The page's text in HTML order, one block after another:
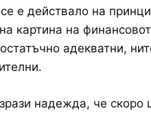
е действало на
картина на
адекватни,
надежда, че скоро